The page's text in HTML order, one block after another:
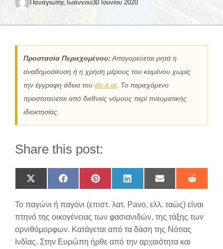
Παναγιώτης Ιωάννου30 Ιουνίου 2020
Προστασία Περιεχομένου: Απαγορεύεται ρητά η
αναδημοσίευση ή η χρήση μέρους του κειμένου χωρίς
την έγγραφη άδεια του do-it.gr. Το περιεχόμενο
προστατεύεται από διεθνείς νόμους περί πνευματικής
ιδιοκτησίας.
Share this post:
Share
on
(Twitter)
Share
on
Share
on
Share
on
Share
on
Share
on
Το παγώνι ή παγόνι (επιστ. λατ. Pavo, ελλ. ταώς) είναι
πτηνό της οικογένειας των φασιανιδών, της τάξης των
ορνιθόμορφων. Κατάγεται από τα δάση της Νότιας
Ινδίας. Στην Ευρώπη ήρθε από την αρχαιότητα και